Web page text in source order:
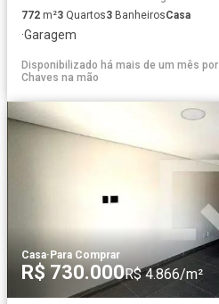
772 m²3 Quartos3 BanheirosCasa
·Garagem
Disponibilizado há mais de um mês por
Chaves na mão
Casa·Para Comprar
R$ 730.000R$ 4.866/m²